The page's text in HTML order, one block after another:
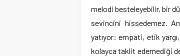
melodi besteleyebilir, bir
sevincini hissedemez.
yatıyor: empati, etik
kolayca taklit edemediği